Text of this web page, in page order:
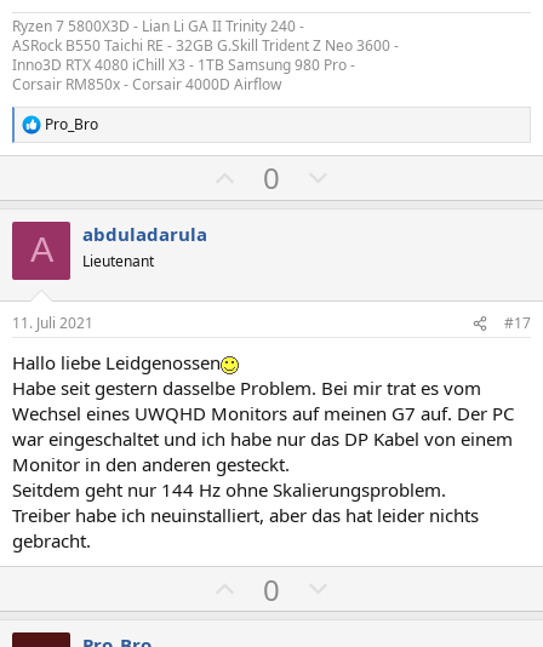
Ryzen 7 5800X3D - Lian Li GA II Trinity 240 -
ASRock B550 Taichi RE - 32GB G.Skill Trident Z Neo 3600 -
Inno3D RTX 4080 iChill X3 - 1TB Samsung 980 Pro -
Corsair RM850x - Corsair 4000D Airflow
R
e
i
e
n
:
Pro_Bro
o
t
v
e
S
t
i
m
m
0
e
t
v
e
S
t
m
m
A abduladarula
Lieutenant
11. Juli 2021 #17
Hallo liebe Leidgenossen
Habe seit gestern dasselbe Problem. Bei mir trat es vom
Wechsel eines UWQHD Monitors auf meinen G7 auf. Der PC
war eingeschaltet und ich habe nur das DP Kabel von einem
Monitor in den anderen gesteckt.
Seitdem geht nur 144 Hz ohne Skalierungsproblem.
Treiber habe ich neuinstalliert, aber das hat leider nichts
gebracht.
o
0
e